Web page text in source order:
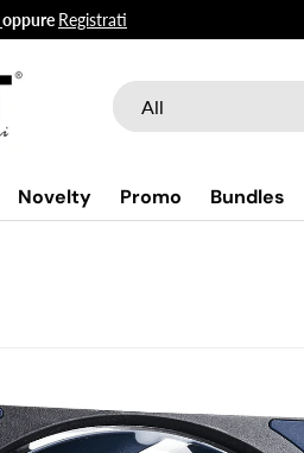
oppure Registrati
Search
Product type
All
Novelty Promo Bundles